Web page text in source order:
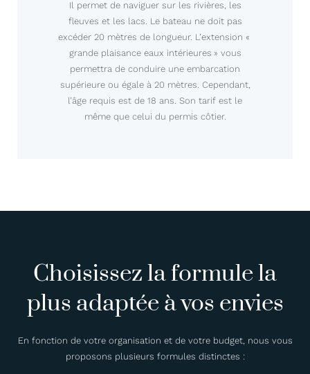
Il permet de naviguer sur les rivières, les
fleuves et les lacs. Le bateau ne doit pas
excéder 20 mètres de longueur. L’extension «
grande plaisance eaux intérieures » vous
permettra de conduire une embarcation
supérieure ou égale à 20 mètres. Cependant,
l’âge requis est de 18 ans. Son tarif est le
même que celui du permis côtier.
Choisissez la formule la
plus adaptée à vos envies
En fonction de votre organisation et de votre budget, nous vous
proposons plusieurs formules distinctes :